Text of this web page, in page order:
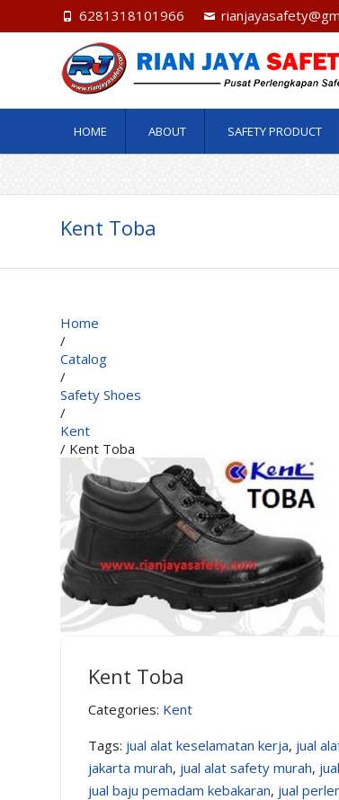
6281318101966
HOME ABOUT SAFETY PRODUCT
Kent Toba
Home
/
Catalog
/
Safety Shoes
/
Kent
/ Kent Toba
Kent Toba
Categories: Kent
Tags: jual alat keselamatan kerja, jual
jakarta murah, jual alat safety murah,
jual baju pemadam kebakaran, jual